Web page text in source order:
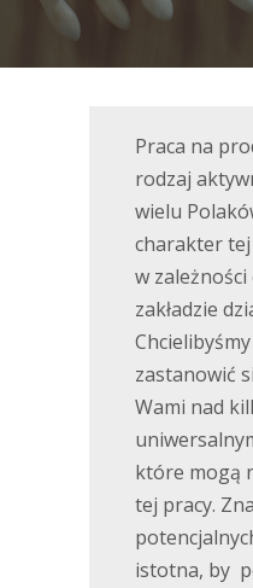
Praca na
rodzaj
wielu
charakter
w
zakładzie
zastanowić
Wami nad
które mogą
tej pracy.
istotna, by